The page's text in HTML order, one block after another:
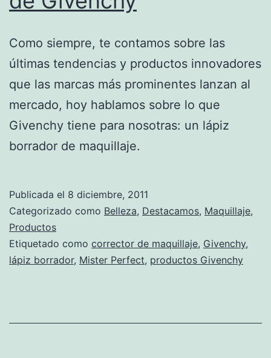
Como siempre, te contamos sobre las
últimas tendencias y productos innovadores
que las marcas más prominentes lanzan al
mercado, hoy hablamos sobre lo que
Givenchy tiene para nosotras: un lápiz
borrador de maquillaje.
Publicada el 8 diciembre, 2011
Categorizado como Belleza, Destacamos, Maquillaje,
Productos
Etiquetado como corrector de maquillaje, Givenchy,
lápiz borrador, Mister Perfect, productos Givenchy